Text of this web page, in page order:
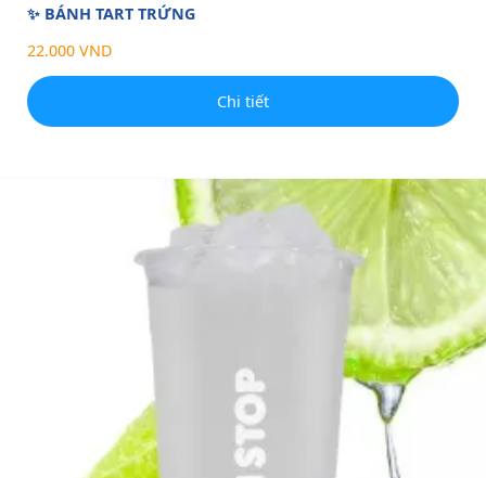
✨ BÁNH TART TRỨNG
22.000 VND
Chi tiết